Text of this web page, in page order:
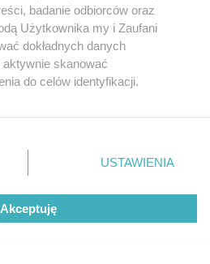
nie może być powielany i
w jakikolwiek sposób (w
na jakimkolwiek polu
włącznie z umieszczaniem w
badanie odbiorców oraz
Użytkownika my i Zaufani
dokładnych danych
skanować
do celów identyfikacji.
przycisk ustawień prywatności
rogu strony
nie wymagają zgody
sprzeciwić się takiemu
będą miały zastosowanie tylko
USTAWIENIA
Akceptuję